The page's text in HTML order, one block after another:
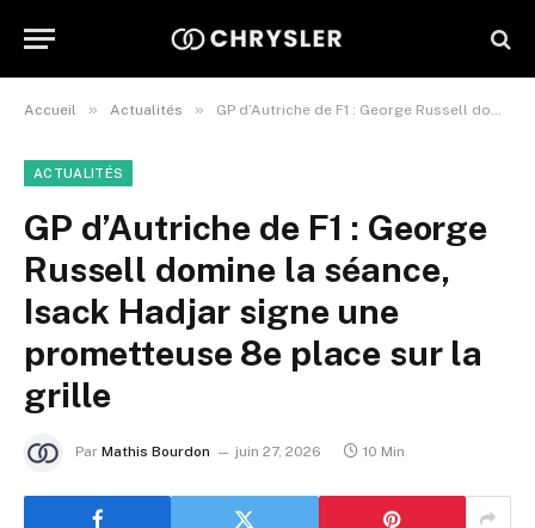
Accueil » Actualités » GP d’Autriche de F1 : George Russell domine la séance, Isack Hadjar signe une prometteuse 8e place sur la grille
ACTUALITÉS
GP d’Autriche de F1 : George
Russell domine la séance,
Isack Hadjar signe une
prometteuse 8e place sur la
grille
Par Mathis Bourdon juin 27, 2026 10 Min